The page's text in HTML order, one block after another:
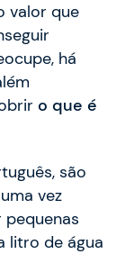
valor que
há
o que é
são
vez
pequenas
litro de água